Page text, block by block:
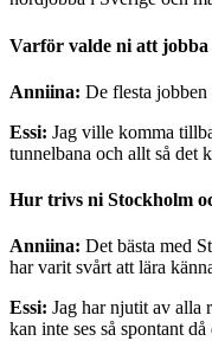
Varför valde ni att jobba
Anniina: De flesta
Essi: Jag ville komma
tunnelbana och allt så det
Hur trivs ni Stockholm
Anniina: Det bästa med
har varit svårt att lära
Essi: Jag har njutit av alla
kan inte ses så spontant